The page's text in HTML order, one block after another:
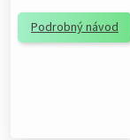
Podrobný návod